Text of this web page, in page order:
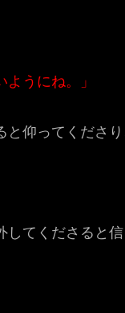
うにね。」
と仰ってくださ
てくださると